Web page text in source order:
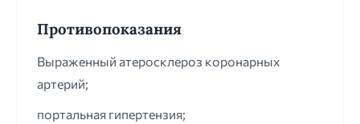
Противопоказания
Выраженный атеросклероз коронарных
артерий;
портальная гипертензия;